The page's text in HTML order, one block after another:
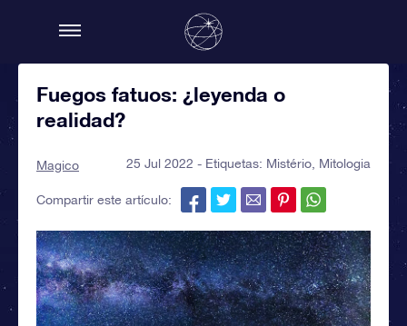
Fuegos fatuos: ¿leyenda o
realidad?
Magico 25 Jul 2022 - Etiquetas: Mistério Mitologia
Compartir este artículo: